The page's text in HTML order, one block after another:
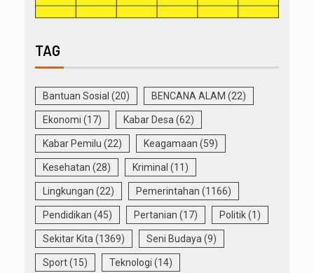
TAG
Bantuan Sosial (20) BENCANA ALAM (22)
Ekonomi (17) Kabar Desa (62)
Kabar Pemilu (22) Keagamaan (59)
Kesehatan (28) Kriminal (11)
Lingkungan (22) Pemerintahan (1166)
Pendidikan (45) Pertanian (17) Politik(1)
Sekitar Kita (1369) Seni Budaya (9)
Sport(15) Teknologi (14)